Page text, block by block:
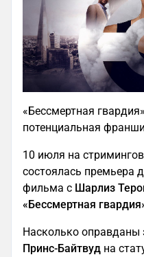
«Бессмертная
потенциальная
10 июля на
состоялась премьера
фильма с Шарлиз
«Бессмертная
Насколько
Принс-Байтвуд на